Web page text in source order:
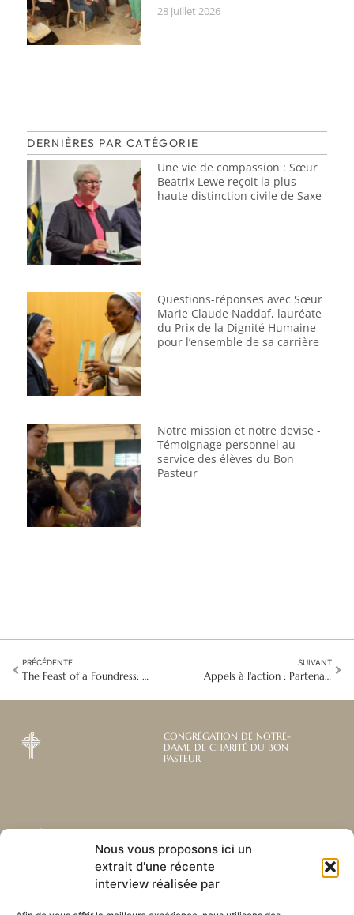
Nous vous proposons ici un
extrait d'une récente
interview réalisée par
28 juillet 2026
DERNIÈRES PAR CATÉGORIE
Une vie de compassion : Sœur
Beatrix Lewe reçoit la plus
haute distinction civile de Saxe
Questions-réponses avec Sœur
Marie Claude Naddaf, lauréate
du Prix de la Dignité Humaine
pour l’ensemble de sa carrière
Notre mission et notre devise -
Témoignage personnel au
service des élèves du Bon
Pasteur
PRÉCÉDENTE
The Feast of a Foundress: Celebrating Saint Mary Euphrasia around the World
SUIVANT
Appels à l'action : Partenaires dans la mission
CONGRÉGATION DE NOTRE-
DAME DE CHARITÉ DU BON
PASTEUR
Abonnez-vous à notre
newsletter mensuelle
Recevez les dernières nouvelles
Liens utiles